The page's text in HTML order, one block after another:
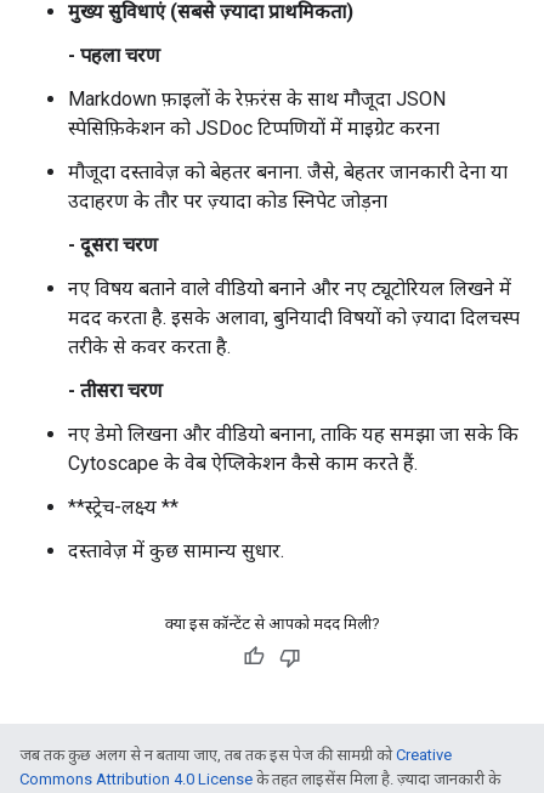
मुख्य सुविधाएं (सबसे ज़्यादा प्राथमिकता)
- पहला चरण
Markdown फ़ाइलों के रेफ़रंस के साथ मौजूदा JSON
स्पेसिफ़िकेशन को JSDoc टिप्पणियों में माइग्रेट करना
मौजूदा दस्तावेज़ को बेहतर बनाना. जैसे, बेहतर जानकारी देना या
उदाहरण के तौर पर ज़्यादा कोड स्निपेट जोड़ना
- दूसरा चरण
नए विषय बताने वाले वीडियो बनाने और नए ट्यूटोरियल लिखने में
मदद करता है. इसके अलावा, बुनियादी विषयों को ज़्यादा दिलचस्प
तरीके से कवर करता है.
- तीसरा चरण
नए डेमो लिखना और वीडियो बनाना, ताकि यह समझा जा सके कि
Cytoscape के वेब ऐप्लिकेशन कैसे काम करते हैं.
**स्ट्रेच-लक्ष्य **
दस्तावेज़ में कुछ सामान्य सुधार.
क्या इस कॉन्टेंट से आपको मदद मिली?
जब तक कुछ अलग से न बताया जाए, तब तक इस पेज की सामग्री कोCreative
Commons Attribution 4.0 License के तहत लाइसेंस मिला है. ज़्यादा जानकारी के